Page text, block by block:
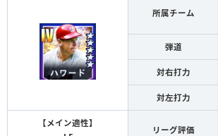
所属チーム
弾道
対右打力
対左打力
【メイン適性】
リーグ評価